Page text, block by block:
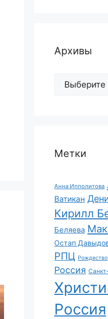
Архивы
Архивы
Метки
Анна Ипполитова
Ватикан
Кирилл
Беляева
Остап
РПЦ Рождество
Россия
Россия